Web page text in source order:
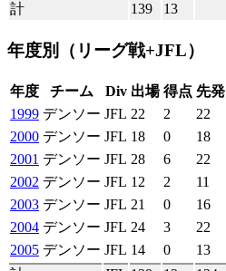
計
139 13
年度別 （リーグ戦+JFL）
年度 チーム Div 出場 得点 先発
1999 デンソー JFL 22 2 22
2000 デンソー JFL 18 0 18
2001 デンソー JFL 28 6 22
2002 デンソー JFL 12 2 11
2003 デンソー JFL 21 0 16
2004 デンソー JFL 24 3 22
2005 デンソー JFL 14 0 13